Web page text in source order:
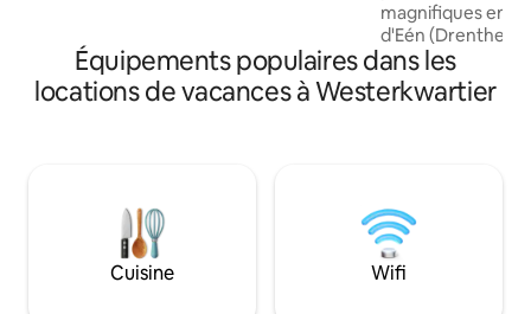
4,00 € par personne et par nuit.
L'utilisation de l'électricité et des
installations sanitaires est incluse dans le
entre 80 et 100 mètres carrés. Les
chiens sont autorisés dans notre
camping. Si vous souhaitez venir avec un
chien, veuillez nous contacter.
magnifiques
d'Eén (Drenthe),
Norg, vous
Duurentijdt. Il s'agit d'une maison de
vacances de luxe
poêle à bois. Il y a
une connexion
optique. Autour de la maison, il y a deux
terrasses et une
Équipements populaires dans les
locations de vacances à Westerkwartier
Cuisine Wifi